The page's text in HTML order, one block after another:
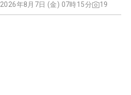
2026年8月7日 (金) 07時15分 19